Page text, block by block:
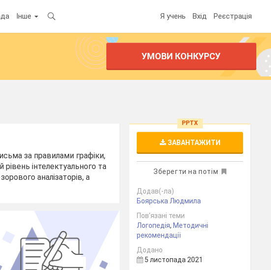
Інше Я учень Вхід Реєстрація
УМОВИ КОНКУРСУ
за правилами графіки,
інтелектуального та
аналізаторів, а
PPTX
ЗАВАНТАЖИТИ
Зберегти на потім
Додав(-ла)
Боярська Людмила
Пов’язані теми
Логопедія, Методичні
рекомендації
Додано
5 листопада 2021